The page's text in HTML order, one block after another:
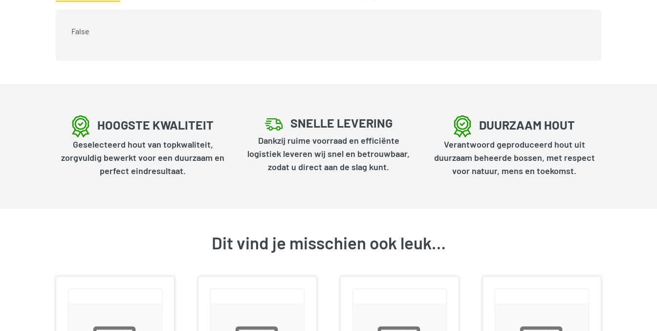
False
HOOGSTE KWALITEIT
Geselecteerd hout van topkwaliteit,
zorgvuldig bewerkt voor een duurzaam en
perfect eindresultaat.
SNELLE LEVERING
Dankzij ruime voorraad en efficiënte
logistiek leveren wij snel en betrouwbaar,
zodat u direct aan de slag kunt.
DUURZAAM HOUT
Verantwoord geproduceerd hout uit
duurzaam beheerde bossen, met respect
voor natuur, mens en toekomst.
Dit vind je misschien ook leuk…